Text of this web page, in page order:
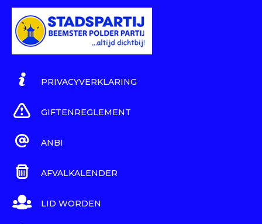
PRIVACYVERKLARING
GIFTENREGLEMENT
ANBI
AFVALKALENDER
LID WORDEN